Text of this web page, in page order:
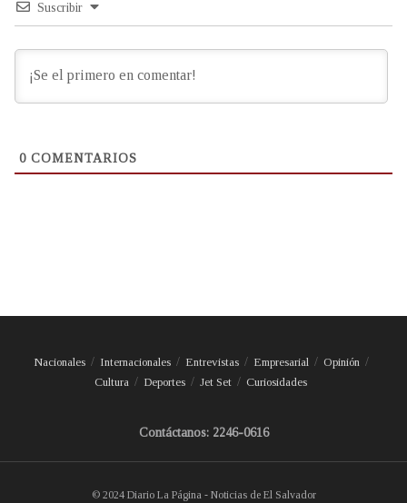
Suscribir
0 COMENTARIOS
Nacionales Internacionales Entrevistas Empresarial
Opinión
Cultura
Deportes Jet Set Curiosidades
Contáctanos: 2246-0616
© 2024 Diario La Página - Noticias de El Salvador